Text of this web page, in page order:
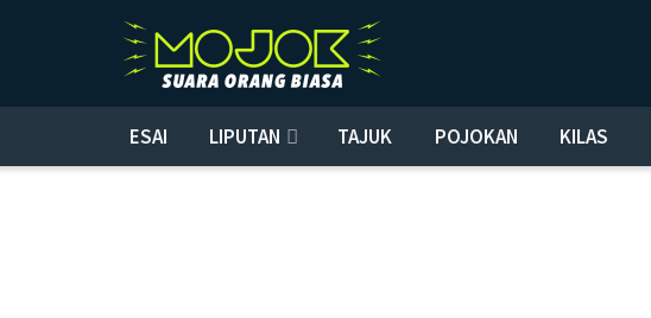
ESAI LIPUTAN TAJUK POJOKAN KILAS